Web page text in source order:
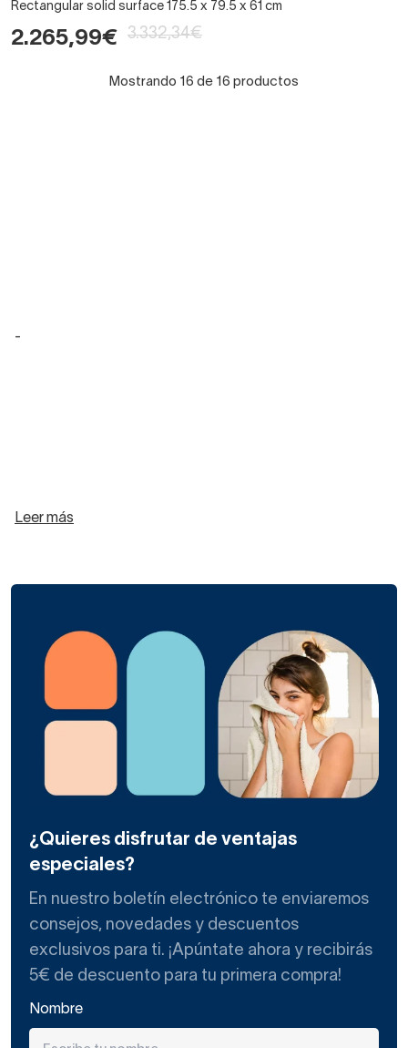
Rectangular solid surface 175.5 x 79.5 x 61 cm
2.265,99€ 3.332,34€
Mostrando 16 de 16 productos
-
Leer más
¿Quieres disfrutar de ventajas
especiales?
En nuestro boletín electrónico te enviaremos
consejos, novedades y descuentos
exclusivos para ti. ¡Apúntate ahora y recibirás
5€ de descuento para tu primera compra!
Nombre